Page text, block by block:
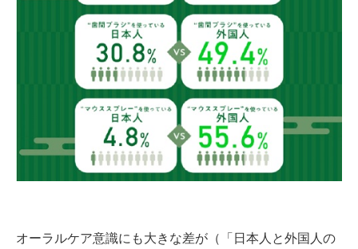
オーラルケア意識にも大きな差が（「日本人と外国人の